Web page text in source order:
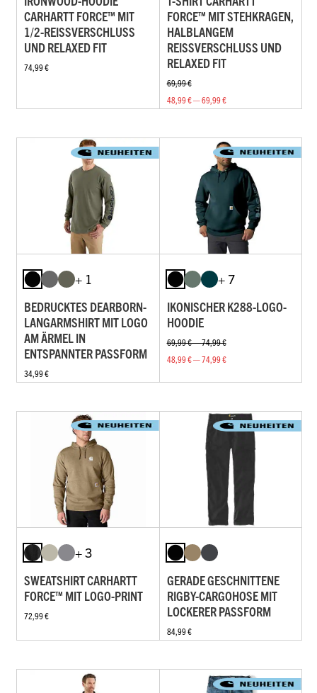
CARHARTT FORCE™ MIT
1/2-REISSVERSCHLUSS U
ND RELAXED FIT
74,99 €
FORCE™ MIT STEHKRAGEN,
HALBLANGEM
REISSVERSCHLUSS UND R
ELAXED FIT
69,99 €
48,99 € — 69,99 €
+ 1
BEDRUCKTES DEARBORN-
LANGARMSHIRT MIT LOGO
AM ÄRMEL IN
ENTSPANNTER PASSFORM
34,99 €
+ 7
IKONISCHER K288-LOGO-
HOODIE
69,99 € — 74,99 €
48,99 € — 74,99 €
+ 3
SWEATSHIRT CARHARTT
FORCE™ MIT LOGO-PRINT
72,99 €
GERADE GESCHNITTENE
RIGBY-CARGOHOSE MIT
LOCKERER PASSFORM
84,99 €